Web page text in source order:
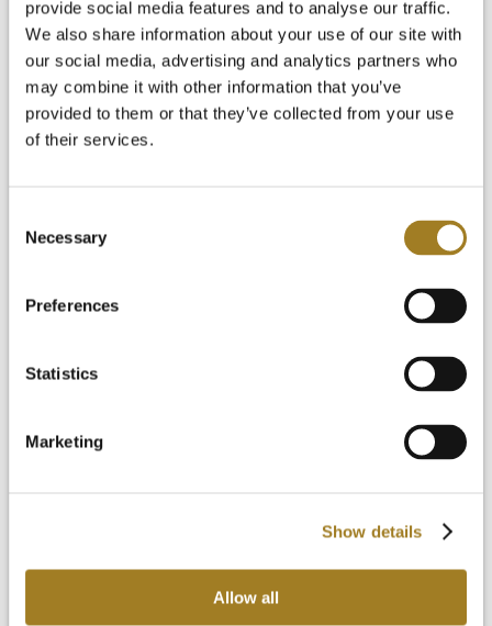
provide social media features and to analyse our traffic.
We also share information about your use of our site with
our social media, advertising and analytics partners who
may combine it with other information that you’ve
provided to them or that they’ve collected from your use
of their services.
Selection
Necessary
Preferences
Statistics
Marketing
Show details
Allow all
入门
视频资料库
常见问题